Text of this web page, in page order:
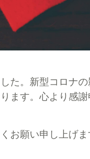
た。新型コロナ
ます。心より感謝
お願い申し上げま